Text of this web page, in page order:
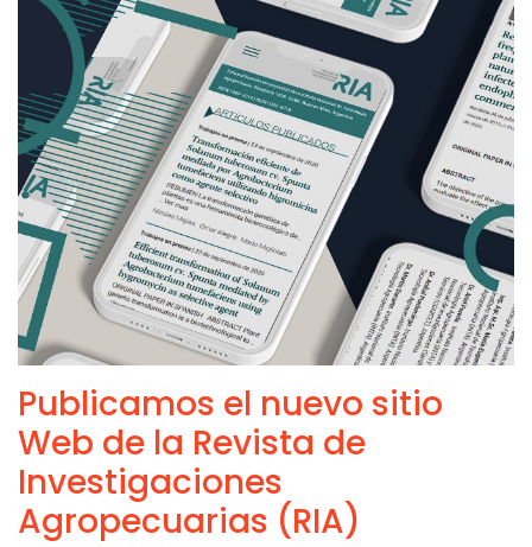
Publicamos el nuevo sitio
Web de la Revista de
Investigaciones
Agropecuarias (RIA)